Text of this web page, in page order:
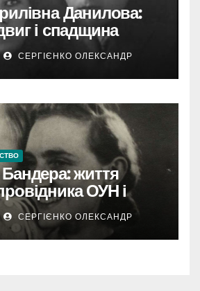
Данилова:
і спадщина
СЕРГІЄНКО ОЛЕКСАНДР
життя
ОУН і
діячки
СЕРГІЄНКО ОЛЕКСАНДР